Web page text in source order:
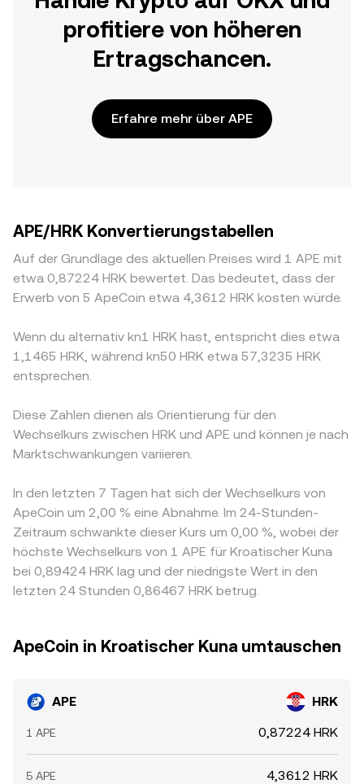
profitiere von höheren
Ertragschancen.
Erfahre mehr über APE
APE/HRK Konvertierungstabellen
Auf der Grundlage des aktuellen Preises wird 1 APE mit
etwa 0,87224 HRK bewertet. Das bedeutet, dass der
Erwerb von 5 ApeCoin etwa 4,3612 HRK kosten würde.
Wenn du alternativ kn1 HRK hast, entspricht dies etwa
1,1465 HRK, während kn50 HRK etwa 57,3235 HRK
entsprechen.
Diese Zahlen dienen als Orientierung für den
Wechselkurs zwischen HRK und APE und können je nach
Marktschwankungen variieren.
In den letzten 7 Tagen hat sich der Wechselkurs von
ApeCoin um 2,00 % eine Abnahme. Im 24-Stunden-
Zeitraum schwankte dieser Kurs um 0,00 %, wobei der
höchste Wechselkurs von 1 APE für Kroatischer Kuna
bei 0,89424 HRK lag und der niedrigste Wert in den
letzten 24 Stunden 0,86467 HRK betrug.
ApeCoin in Kroatischer Kuna umtauschen
APE HRK
1 APE 0,87224 HRK
5 APE 4,3612 HRK